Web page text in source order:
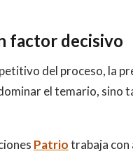
factor decisivo
del proceso, la
el temario, sino
Patriotrabaja con